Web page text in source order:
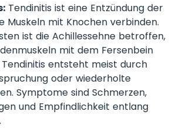
Tendinitis ist eine Entzündung der
Muskeln mit Knochen verbinden.
ist die Achillessehne betroffen,
mit dem Fersenbein
entsteht meist durch
oder wiederholte
Symptome sind Schmerzen,
und Empfindlichkeit entlang